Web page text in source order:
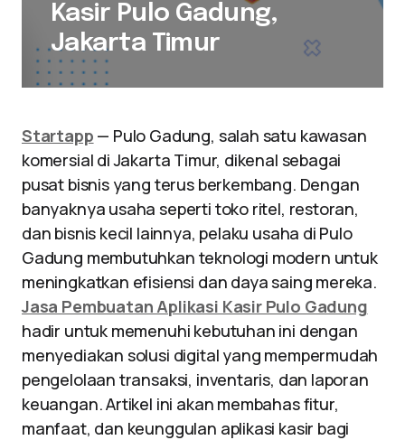
Kasir Pulo Gadung,
Jakarta Timur
Startapp — Pulo Gadung, salah satu kawasan
komersial di Jakarta Timur, dikenal sebagai
pusat bisnis yang terus berkembang. Dengan
banyaknya usaha seperti toko ritel, restoran,
dan bisnis kecil lainnya, pelaku usaha di Pulo
Gadung membutuhkan teknologi modern untuk
meningkatkan efisiensi dan daya saing mereka.
Jasa Pembuatan Aplikasi Kasir Pulo Gadung
hadir untuk memenuhi kebutuhan ini dengan
menyediakan solusi digital yang mempermudah
pengelolaan transaksi, inventaris, dan laporan
keuangan. Artikel ini akan membahas fitur,
manfaat, dan keunggulan aplikasi kasir bagi